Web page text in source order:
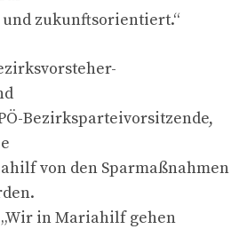
zukunftsorientiert.“
Bezirksparteivorsitzende,
von den Sparmaßnahmen
in Mariahilf gehen